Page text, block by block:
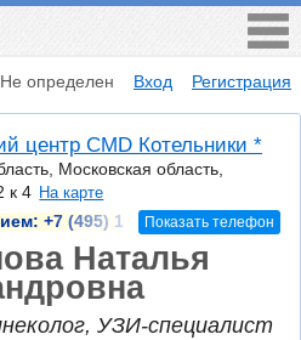
Не определен Вход Регистрация
центр CMD Котельники *
Московская область,
к 4 На карте
+7 (495) 1 Показать телефон
Наталья
УЗИ-специалист